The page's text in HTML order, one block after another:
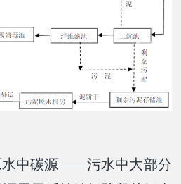
水中碳源——污水中大部分